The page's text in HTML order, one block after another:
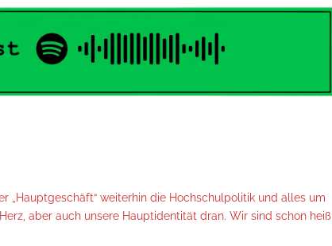
„Hauptgeschäft“ weiterhin die Hochschulpolitik und alles um
aber auch unsere Hauptidentität dran. Wir sind schon heiß